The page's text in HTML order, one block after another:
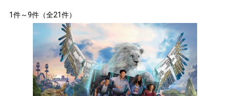
1件～9件（全21件）